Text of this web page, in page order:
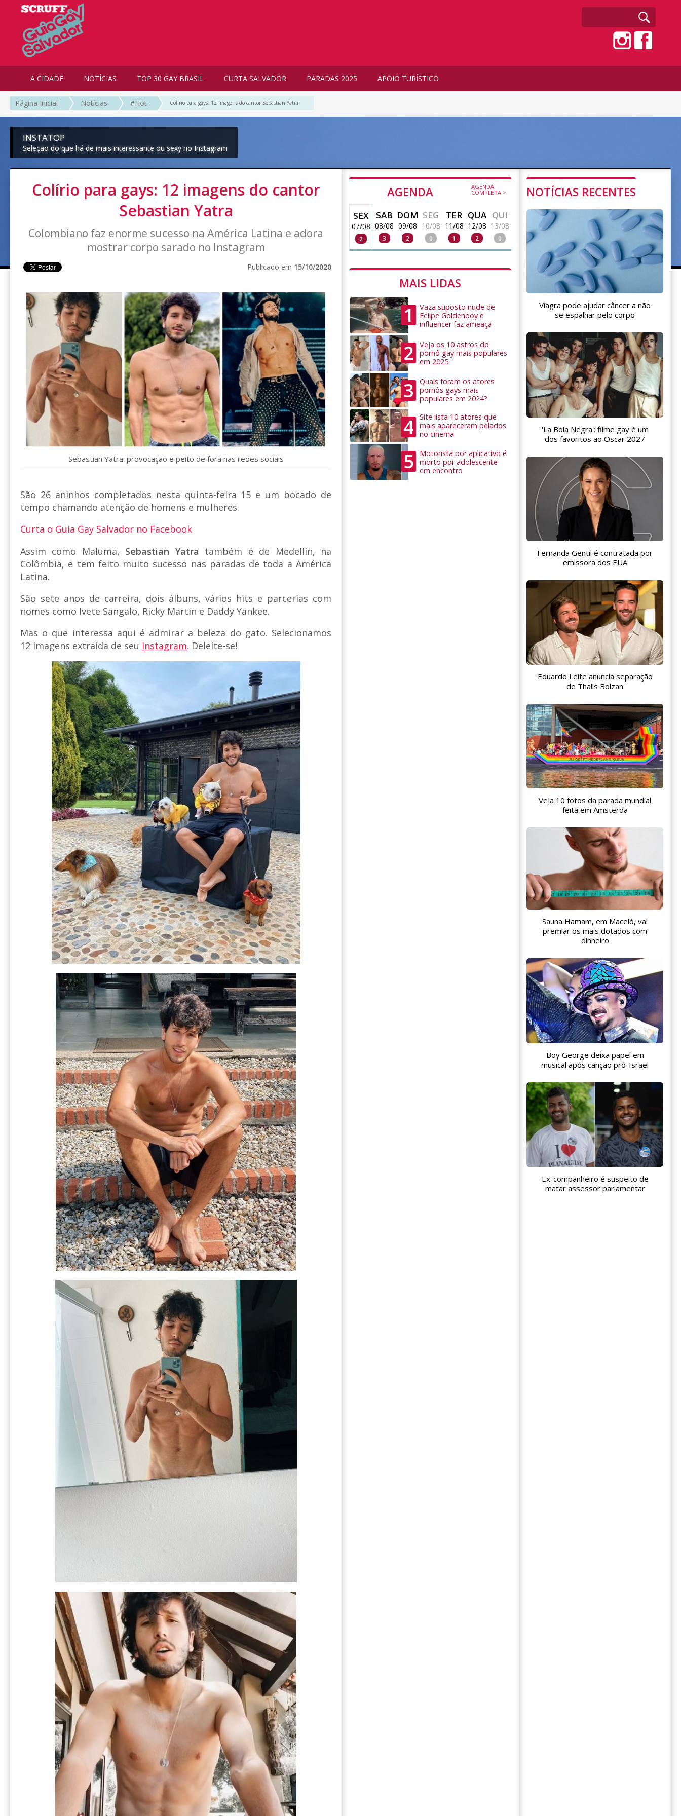
A CIDADE NOTÍCIAS TOP 30 GAY BRASIL CURTA SALVADOR PARADAS 2025 APOIO TURÍSTICO
Página Inicial Notícias #Hot Colírio para gays: 12 imagens do cantor Sebastian Yatra
INSTATOP
Seleção do que há de mais interessante ou sexy no Instagram
Colírio para gays: 12 imagens do cantor
Sebastian Yatra
Colombiano faz enorme sucesso na América Latina e adora
mostrar corpo sarado no Instagram
Publicado em 15/10/2020
Sebastian Yatra: provocação e peito de fora nas redes sociais
São 26 aninhos completados nesta quinta-feira 15 e um bocado de
tempo chamando atenção de homens e mulheres.
Curta o Guia Gay Salvador no Facebook
Assim como Maluma, Sebastian Yatra também é de Medellín, na
Colômbia, e tem feito muito sucesso nas paradas de toda a América
Latina.
São sete anos de carreira, dois álbuns, vários hits e parcerias com
nomes como Ivete Sangalo, Ricky Martin e Daddy Yankee.
Mas o que interessa aqui é admirar a beleza do gato. Selecionamos
12 imagens extraída de seu Instagram. Deleite-se!
AGENDA AGENDA
COMPLETA >
SEX
07/08
2
SAB
08/08
3
DOM
09/08
2
SEG
10/08
0
TER
11/08
1
QUA
12/08
2
QUI
13/08
0
MAIS LIDAS
1
Vaza suposto nude de
Felipe Goldenboy e
influencer faz ameaça
2
Veja os 10 astros do
pornô gay mais populares
em 2025
3
Quais foram os atores
pornôs gays mais
populares em 2024?
4
Site lista 10 atores que
mais apareceram pelados
no cinema
5
Motorista por aplicativo é
morto por adolescente
em encontro
NOTÍCIAS RECENTES
Viagra pode ajudar câncer a não
se espalhar pelo corpo
'La Bola Negra': filme gay é um
dos favoritos ao Oscar 2027
Fernanda Gentil é contratada por
emissora dos EUA
Eduardo Leite anuncia separação
de Thalis Bolzan
Veja 10 fotos da parada mundial
feita em Amsterdã
Sauna Hamam, em Maceió, vai
premiar os mais dotados com
dinheiro
Boy George deixa papel em
musical após canção pró-Israel
Ex-companheiro é suspeito de
matar assessor parlamentar